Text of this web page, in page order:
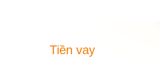
Tiền vay